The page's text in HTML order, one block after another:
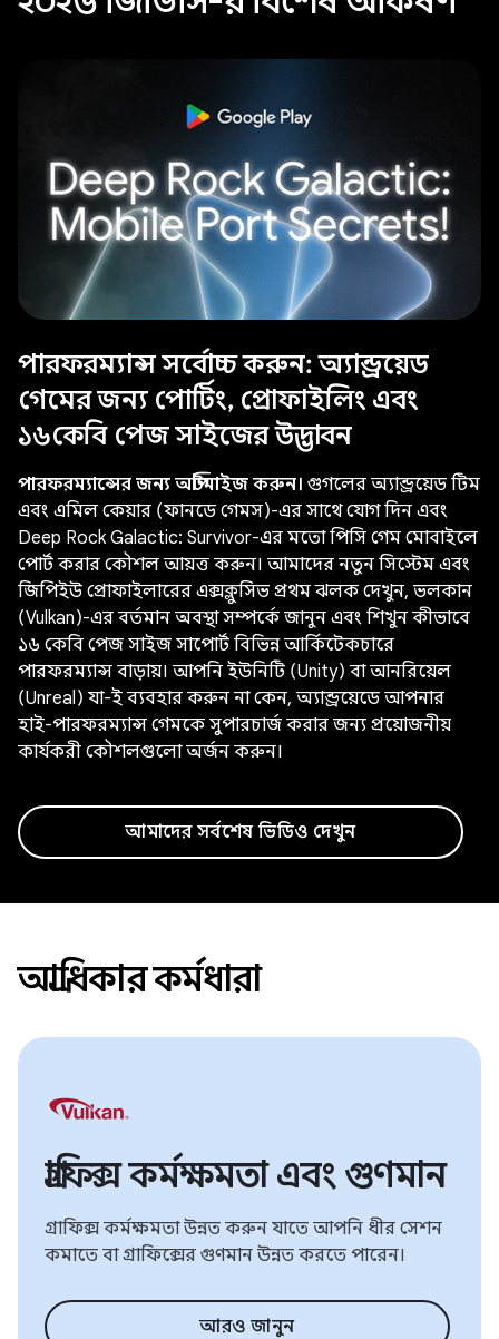
পারফরম্যান্স সর্বোচ্চ করুন: অ্যান্ড্রয়েড
গেমের জন্য পোর্টিং, প্রোফাইলিং এবং
১৬কেবি পেজ সাইজের উদ্ভাবন
পারফরম্যান্সের জন্য অপ্টিমাইজ করুন। গুগলের অ্যান্ড্রয়েড টিম
এবং এমিল কেয়ার (ফানডে গেমস)-এর সাথে যোগ দিন এবং
Deep Rock Galactic: Survivor-এর মতো পিসি গেম মোবাইলে
পোর্ট করার কৌশল আয়ত্ত করুন। আমাদের নতুন সিস্টেম এবং
জিপিইউ প্রোফাইলারের এক্সক্লুসিভ প্রথম ঝলক দেখুন, ভলকান
(Vulkan)-এর বর্তমান অবস্থা সম্পর্কে জানুন এবং শিখুন কীভাবে
১৬ কেবি পেজ সাইজ সাপোর্ট বিভিন্ন আর্কিটেকচারে
পারফরম্যান্স বাড়ায়। আপনি ইউনিটি (Unity) বা আনরিয়েল
(Unreal) যা-ই ব্যবহার করুন না কেন, অ্যান্ড্রয়েডে আপনার
হাই-পারফরম্যান্স গেমকে সুপারচার্জ করার জন্য প্রয়োজনীয়
কার্যকরী কৌশলগুলো অর্জন করুন।
আমাদের সর্বশেষ ভিডিও দেখুন
অগ্রাধিকার কর্মধারা
গ্রাফিক্স কর্মক্ষমতা এবং গুণমান
গ্রাফিক্স কর্মক্ষমতা উন্নত করুন যাতে আপনি ধীর সেশন
কমাতে বা গ্রাফিক্সের গুণমান উন্নত করতে পারেন।
আরও জানুন